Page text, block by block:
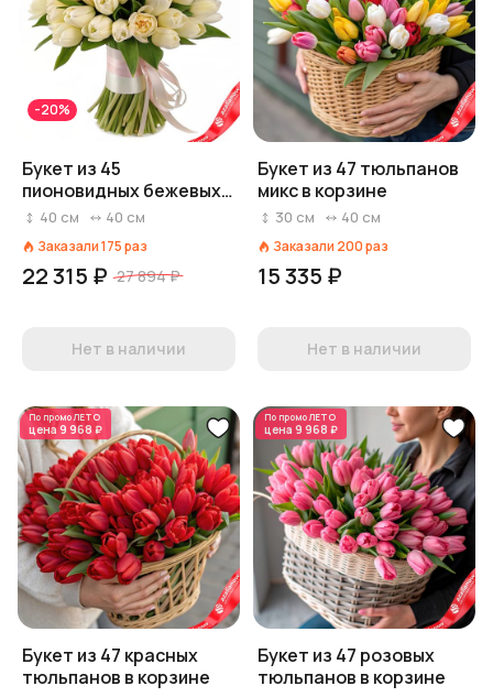
-20%
Букет из 45
пионовидных бежевых
тюльпанов с лентой,
40 см 40 см
Заказали175раз
22 315 ₽ 27 894 ₽
Нет в наличии
Букет из 47 тюльпанов
микс в корзине
30 см 40 см
Заказали 200раз
15 335 ₽
Нет в наличии
По промоЛЕТО
цена9 968 ₽
Букет из 47 красных
тюльпанов в корзине
По промоЛЕТО
цена 9 968 ₽
Букет из 47 розовых
тюльпанов в корзине